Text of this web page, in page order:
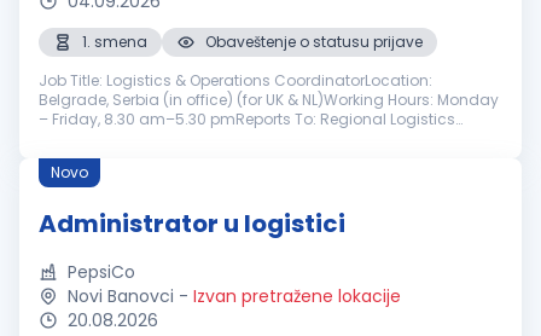
1. smena
Obaveštenje o statusu prijave
Job Title: Logistics & Operations CoordinatorLocation:
Belgrade, Serbia (in office) (for UK & NL)Working Hours: Monday
– Friday, 8.30 am–5.30 pmReports To: Regional Logistics
Coordinator, you will...
Novo
Administrator u logistici
PepsiCo
Novi Banovci - Izvan pretražene lokacije
20.08.2026